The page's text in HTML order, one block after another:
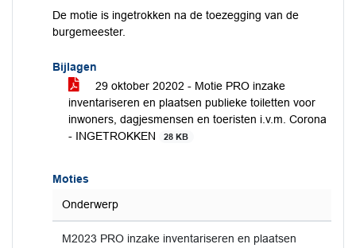
De motie is ingetrokken na de toezegging van de
burgemeester.
Bijlagen
29 oktober 20202 - Motie PRO inzake
inventariseren en plaatsen publieke toiletten voor
inwoners, dagjesmensen en toeristen i.v.m. Corona
- INGETROKKEN
28 KB
Moties
Onderwerp
M2023 PRO inzake inventariseren en plaatsen